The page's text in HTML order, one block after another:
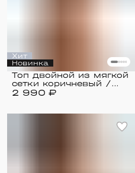
Хит
Новинка
2 990 ₽
Топ двойной из мягкой
сетки коричневый /
Mesh